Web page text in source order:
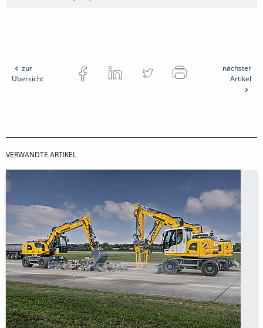
zur
Übersicht
nächster
Artikel
VERWANDTE ARTIKEL